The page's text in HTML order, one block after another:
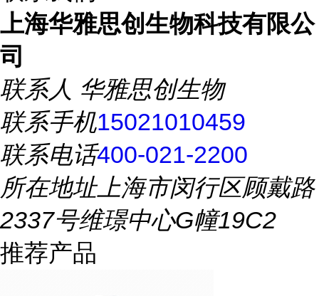
上海华雅思创生物科技有限公
司
联系人 华雅思创生物
联系手机15021010459
联系电话400-021-2200
所在地址上海市闵行区顾戴路
2337号维璟中心G幢19C2
推荐产品